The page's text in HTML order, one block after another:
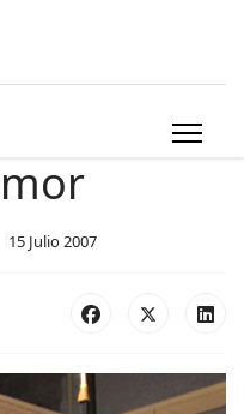
15 Julio 2007